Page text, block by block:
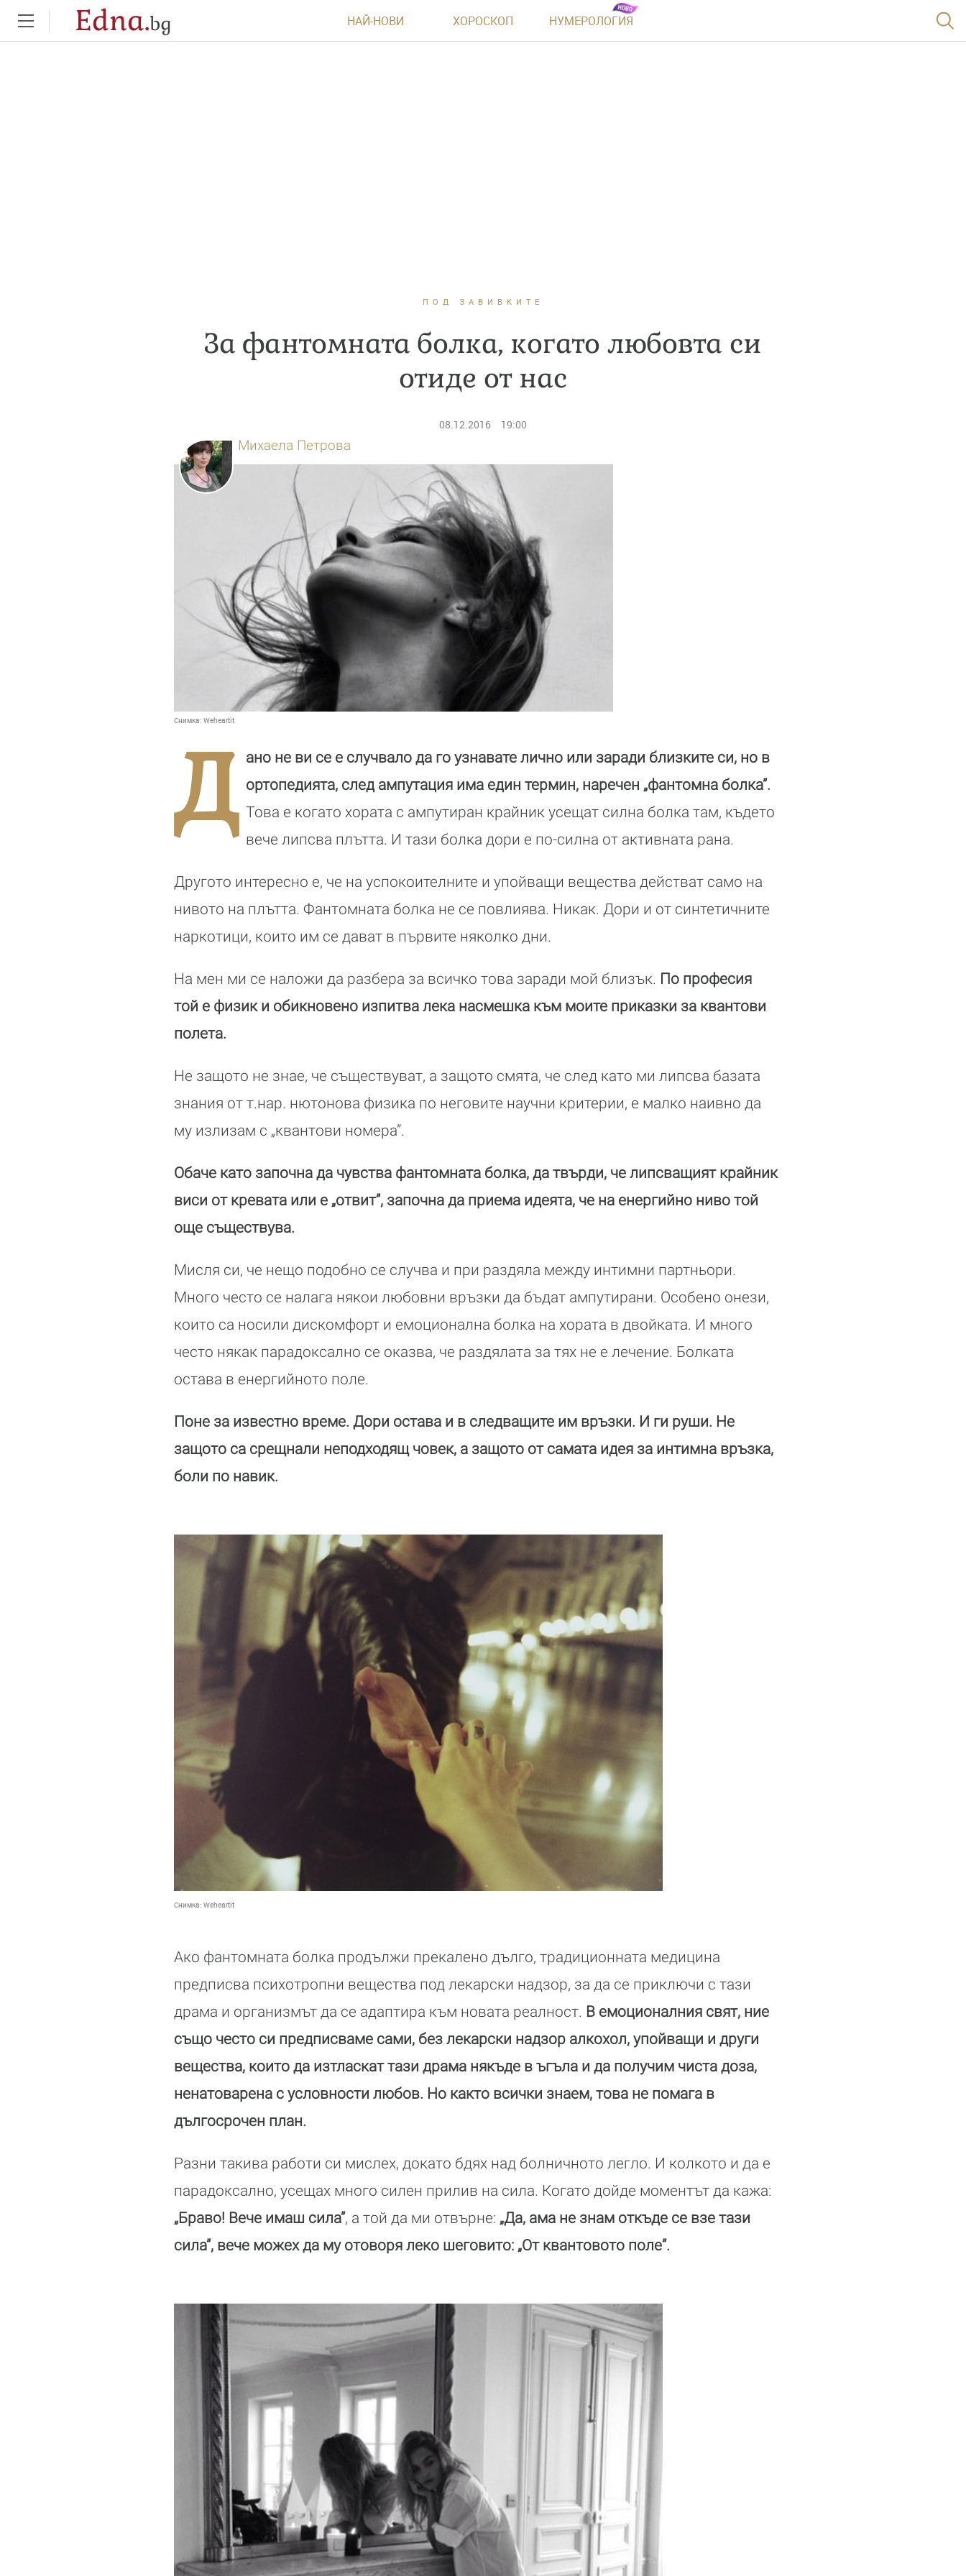
Edna.bg НАЙ-НОВИ ХОРОСКОП НУМЕРОЛОГИЯ
ПОД ЗАВИВКИТЕ
За фантомната болка, когато любовта си
отиде от нас
08.12.2016 19:00
Снимка: Weheartit
Михаела Петрова
Д
ано не ви се е случвало да го узнавате лично или заради близките си, но в
ортопедията, след ампутация има един термин, наречен „фантомна болка”.
Това е когато хората с ампутиран крайник усещат силна болка там, където
вече липсва плътта. И тази болка дори е по-силна от активната рана.
Другото интересно е, че на успокоителните и упойващи вещества действат само на
нивото на плътта. Фантомната болка не се повлиява. Никак. Дори и от синтетичните
наркотици, които им се дават в първите няколко дни.
На мен ми се наложи да разбера за всичко това заради мой близък. По професия
той е физик и обикновено изпитва лека насмешка към моите приказки за квантови
полета.
Не защото не знае, че съществуват, а защото смята, че след като ми липсва базата
знания от т.нар. нютонова физика по неговите научни критерии, е малко наивно да
му излизам с „квантови номера”.
Обаче като започна да чувства фантомната болка, да твърди, че липсващият крайник
виси от кревата или е „отвит”, започна да приема идеята, че на енергийно ниво той
още съществува.
Мисля си, че нещо подобно се случва и при раздяла между интимни партньори.
Много често се налага някои любовни връзки да бъдат ампутирани. Особено онези,
които са носили дискомфорт и емоционална болка на хората в двойката. И много
често някак парадоксално се оказва, че раздялата за тях не е лечение. Болката
остава в енергийното поле.
Поне за известно време. Дори остава и в следващите им връзки. И ги руши. Не
защото са срещнали неподходящ човек, а защото от самата идея за интимна връзка,
боли по навик.
Снимка: Weheartit
Ако фантомната болка продължи прекалено дълго, традиционната медицина
предписва психотропни вещества под лекарски надзор, за да се приключи с тази
драма и организмът да се адаптира към новата реалност. В емоционалния свят, ние
също често си предписваме сами, без лекарски надзор алкохол, упойващи и други
вещества, които да изтласкат тази драма някъде в ъгъла и да получим чиста доза,
ненатоварена с условности любов. Но както всички знаем, това не помага в
дългосрочен план.
Разни такива работи си мислех, докато бдях над болничното легло. И колкото и да е
парадоксално, усещах много силен прилив на сила. Когато дойде моментът да кажа:
„Браво! Вече имаш сила”, а той да ми отвърне: „Да, ама не знам откъде се взе тази
сила”, вече можех да му отоворя леко шеговито: „От квантовото поле”.